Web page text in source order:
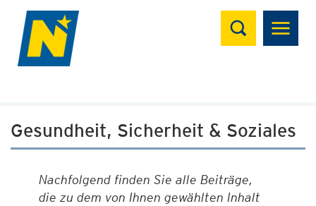
Suchen
Gesundheit, Sicherheit & Soziales
Nachfolgend finden Sie alle Beiträge,
die zu dem von Ihnen gewählten Inhalt